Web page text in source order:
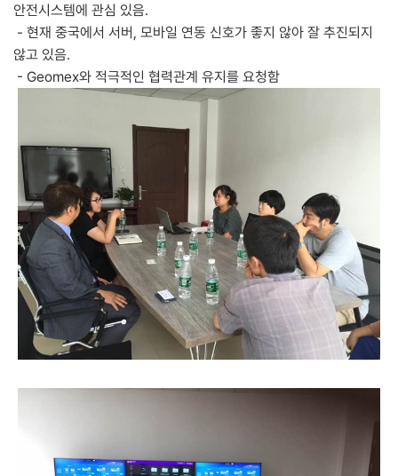
안전시스템에 관심 있음.
- 현재 중국에서 서버, 모바일 연동 신호가 좋지 않아 잘 추진되지
않고 있음.
- Geomex와 적극적인 협력관계 유지를 요청함